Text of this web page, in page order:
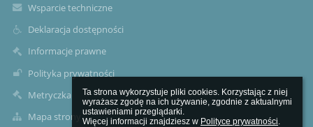
Ta strona wykorzystuje pliki cookies. Korzystając z niej
wyrażasz zgodę na ich używanie, zgodnie z aktualnymi
ustawieniami przeglądarki.
Więcej informacji znajdziesz w Polityce prywatności.
Wsparcie techniczne
Deklaracja dostępności
Informacje prawne
Polityka prywatności
Metryczka
Mapa strony